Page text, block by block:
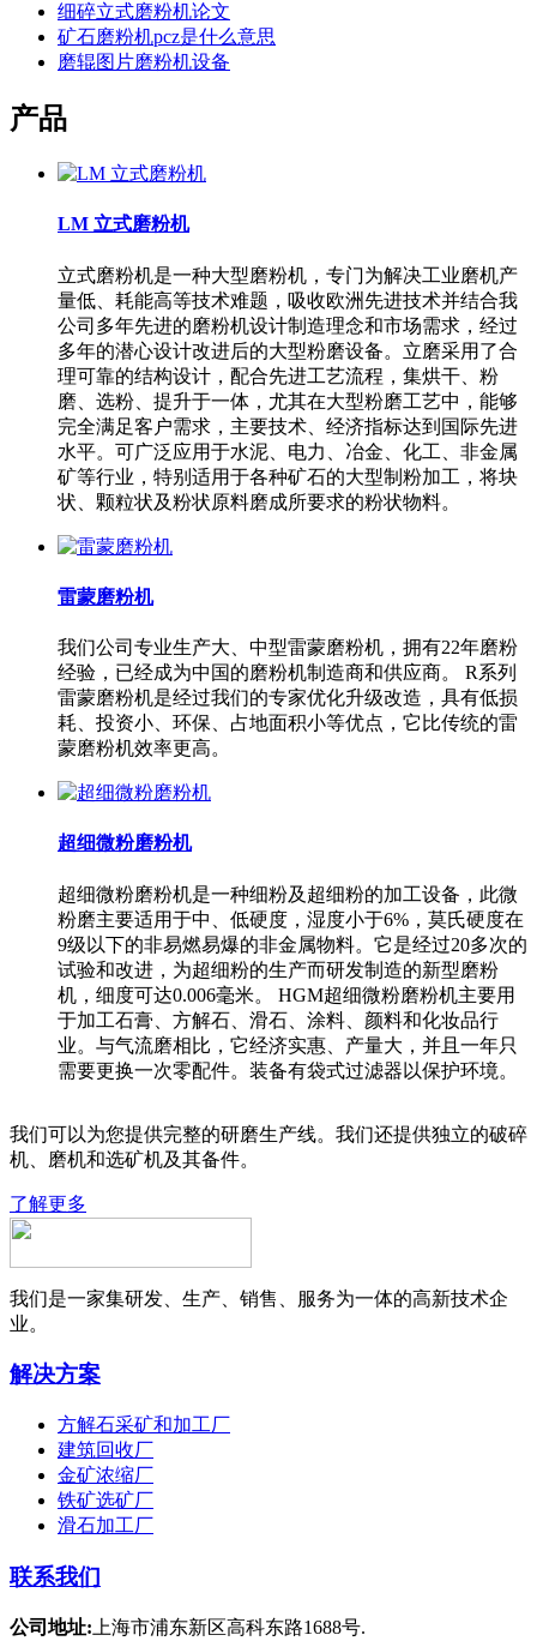
细碎立式磨粉机论文
矿石磨粉机pcz是什么意思
磨辊图片磨粉机设备
产品
LM 立式磨粉机
立式磨粉机是一种大型磨粉机，专门为解决工业磨机产
量低、耗能高等技术难题，吸收欧洲先进技术并结合我
公司多年先进的磨粉机设计制造理念和市场需求，经过
多年的潜心设计改进后的大型粉磨设备。立磨采用了合
理可靠的结构设计，配合先进工艺流程，集烘干、粉
磨、选粉、提升于一体，尤其在大型粉磨工艺中，能够
完全满足客户需求，主要技术、经济指标达到国际先进
水平。可广泛应用于水泥、电力、冶金、化工、非金属
矿等行业，特别适用于各种矿石的大型制粉加工，将块
状、颗粒状及粉状原料磨成所要求的粉状物料。
雷蒙磨粉机
我们公司专业生产大、中型雷蒙磨粉机，拥有22年磨粉
经验，已经成为中国的磨粉机制造商和供应商。 R系列
雷蒙磨粉机是经过我们的专家优化升级改造，具有低损
耗、投资小、环保、占地面积小等优点，它比传统的雷
蒙磨粉机效率更高。
超细微粉磨粉机
超细微粉磨粉机是一种细粉及超细粉的加工设备，此微
粉磨主要适用于中、低硬度，湿度小于6%，莫氏硬度在
9级以下的非易燃易爆的非金属物料。它是经过20多次的
试验和改进，为超细粉的生产而研发制造的新型磨粉
机，细度可达0.006毫米。 HGM超细微粉磨粉机主要用
于加工石膏、方解石、滑石、涂料、颜料和化妆品行
业。与气流磨相比，它经济实惠、产量大，并且一年只
需要更换一次零配件。装备有袋式过滤器以保护环境。
我们可以为您提供完整的研磨生产线。我们还提供独立的破碎
机、磨机和选矿机及其备件。
了解更多
我们是一家集研发、生产、销售、服务为一体的高新技术企
业。
解决方案
方解石采矿和加工厂
建筑回收厂
金矿浓缩厂
铁矿选矿厂
滑石加工厂
联系我们
公司地址: 上海市浦东新区高科东路1688号.